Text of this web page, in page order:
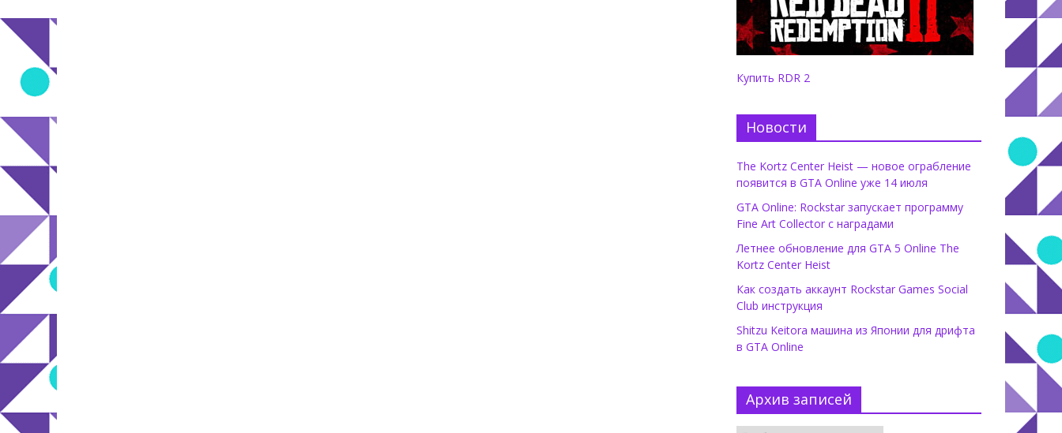
Купить RDR 2
Новости
The Kortz Center Heist — новое ограбление
появится в GTA Online уже 14 июля
GTA Online: Rockstar запускает программу
Fine Art Collector с наградами
Летнее обновление для GTA 5 Online The
Kortz Center Heist
Как создать аккаунт Rockstar Games Social
Club инструкция
Shitzu Keitora машина из Японии для дрифта
в GTA Online
Архив записей